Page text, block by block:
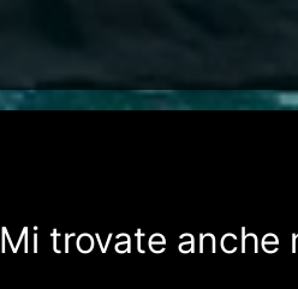
Mi trovate anche